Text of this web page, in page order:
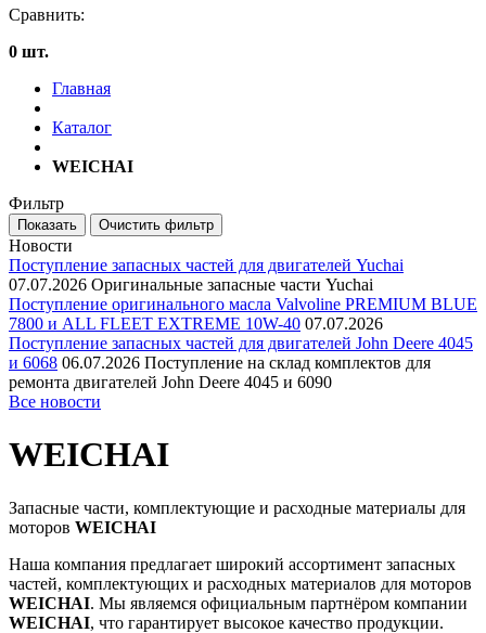
Сравнить:
0 шт.
Главная
Каталог
WEICHAI
Фильтр
Новости
Поступление запасных частей для двигателей Yuchai
07.07.2026 Оригинальные запасные части Yuchai
Поступление оригинального масла Valvoline PREMIUM BLUE
7800 и ALL FLEET EXTREME 10W-40 07.07.2026
Поступление запасных частей для двигателей John Deere 4045
и 6068 06.07.2026 Поступление на склад комплектов для
ремонта двигателей John Deere 4045 и 6090
Все новости
WEICHAI
Запасные части, комплектующие и расходные материалы для
моторов WEICHAI
Наша компания предлагает широкий ассортимент запасных
частей, комплектующих и расходных материалов для моторов
WEICHAI. Мы являемся официальным партнёром компании
WEICHAI, что гарантирует высокое качество продукции.